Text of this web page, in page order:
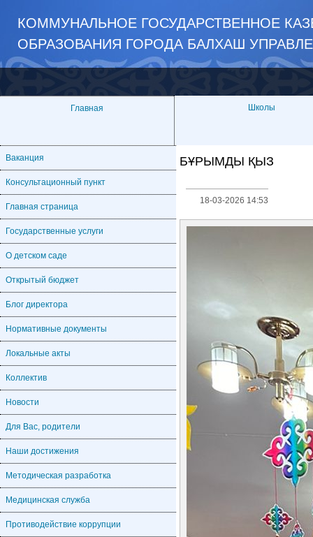
КОММУНАЛЬНОЕ ГОСУДАРСТВЕННОЕ
ОБРАЗОВАНИЯ ГОРОДА БАЛХАШ
Главная Школы
Ваканция
Консультационный пункт
Главная страница
Государственные услуги
О детском саде
Открытый бюджет
Блог директора
Нормативные документы
Локальные акты
Коллектив
Новости
Для Вас, родители
Наши достижения
Методическая разработка
Медицинская служба
Противодействие коррупции
БҰРЫМДЫ ҚЫЗ
18-03-2026 14:53